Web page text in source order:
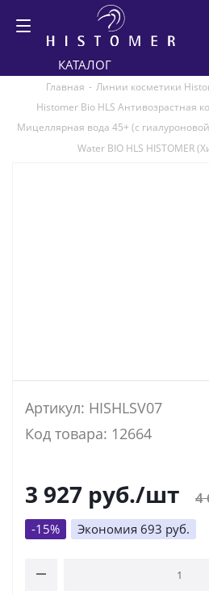
КАТАЛОГ
Главная - Линии косметики
Histomer Bio HLS Антивозрастная
Мицеллярная вода 45+ (с
Water BIO HLS HISTOMER
Артикул: HISHLSV07
Код товара: 12664
3 927 руб./шт 4
-15% Экономия 693 руб.